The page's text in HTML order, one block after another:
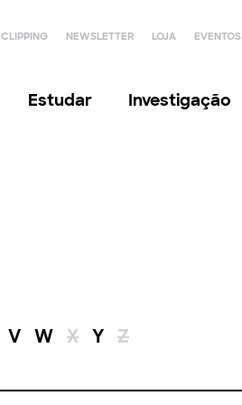
CLIPPING NEWSLETTER LOJA EVENTOS
Estudar Investigação
V W X Y Z